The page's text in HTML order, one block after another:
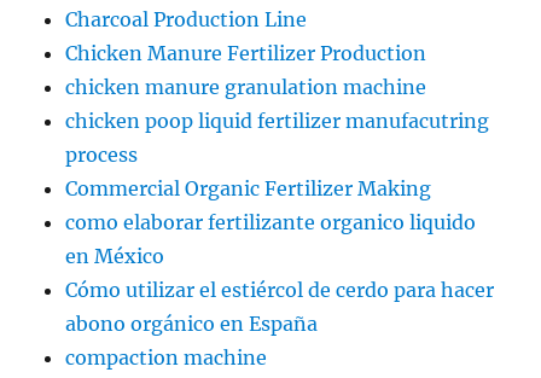
Charcoal Production Line
Chicken Manure Fertilizer Production
chicken manure granulation machine
chicken poop liquid fertilizer manufacutring
process
Commercial Organic Fertilizer Making
como elaborar fertilizante organico liquido
en México
Cómo utilizar el estiércol de cerdo para hacer
abono orgánico en España
compaction machine